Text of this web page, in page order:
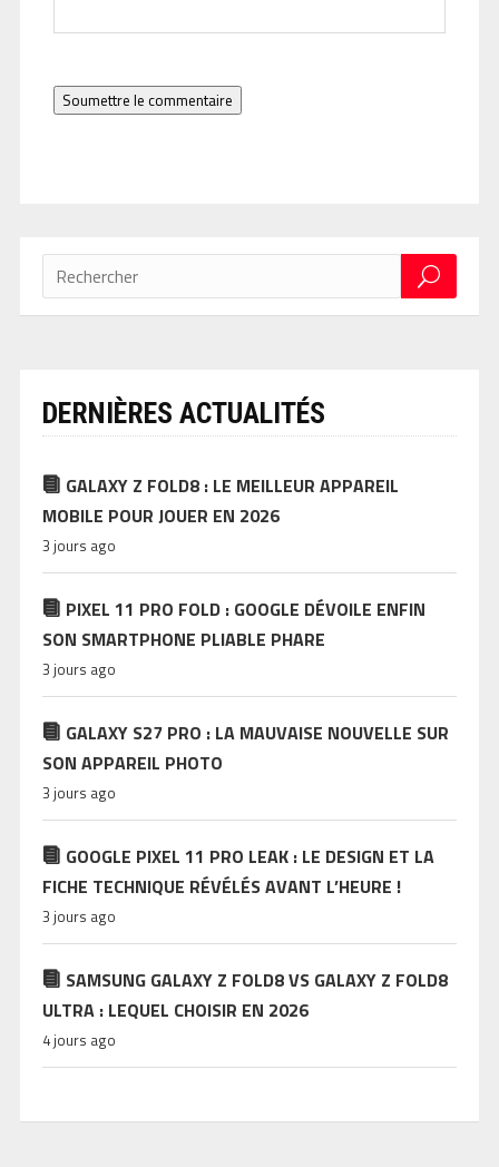
Soumettre le commentaire
DERNIÈRES ACTUALITÉS
GALAXY Z FOLD8 : LE MEILLEUR APPAREIL
MOBILE POUR JOUER EN 2026
3 jours ago
PIXEL 11 PRO FOLD : GOOGLE DÉVOILE ENFIN
SON SMARTPHONE PLIABLE PHARE
3 jours ago
GALAXY S27 PRO : LA MAUVAISE NOUVELLE SUR
SON APPAREIL PHOTO
3 jours ago
GOOGLE PIXEL 11 PRO LEAK : LE DESIGN ET LA
FICHE TECHNIQUE RÉVÉLÉS AVANT L’HEURE !
3 jours ago
SAMSUNG GALAXY Z FOLD8 VS GALAXY Z FOLD8
ULTRA : LEQUEL CHOISIR EN 2026
4 jours ago